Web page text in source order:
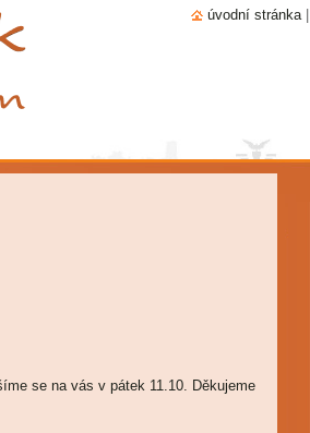
se na vás v pátek 11.10. Děkujeme
úvodní stránka